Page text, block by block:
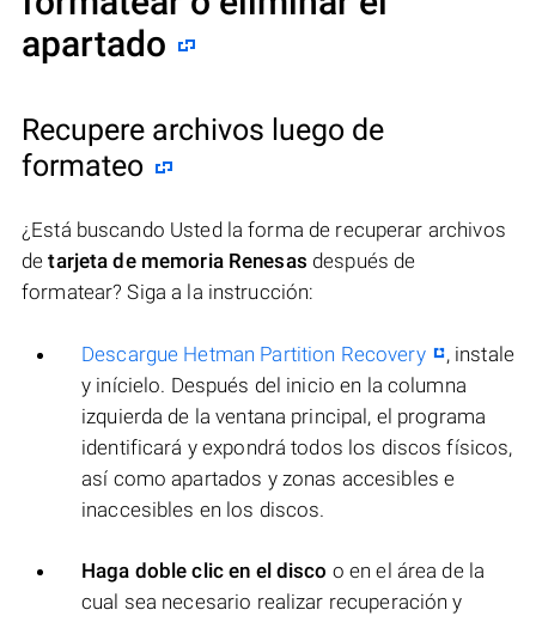
apartado
Recupere archivos luego de
formateo
¿Está buscando Usted la forma de recuperar archivos
detarjeta de memoria Renesas después de
formatear? Siga a la instrucción:
Descargue Hetman Partition Recovery
, instale
y inícielo. Después del inicio en la columna
izquierda de la ventana principal, el programa
identificará y expondrá todos los discos físicos,
así como apartados y zonas accesibles e
inaccesibles en los discos.
Haga doble clic en el disco o en el área de la
cual sea necesario realizar recuperación y